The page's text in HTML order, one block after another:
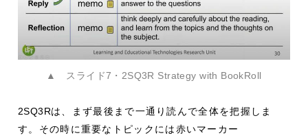
▲ スライド7・2SQ3R Strategy with BookRoll
2SQ3Rは、まず最後まで一通り読んで全体を把握しま
す。その時に重要なトピックには赤いマーカー